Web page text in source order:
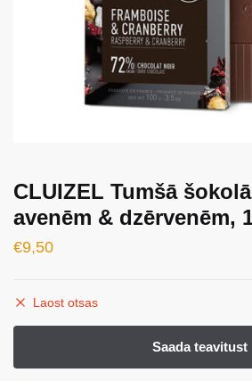
CLUIZEL Tumšā
avenēm & dzērvenēm,
€9,50
Laost otsas